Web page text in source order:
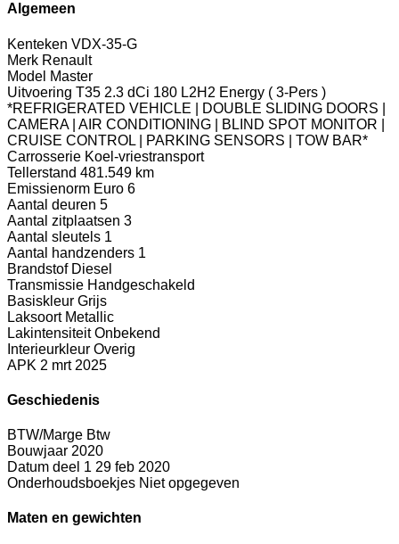
Algemeen
Kenteken VDX-35-G
Merk Renault
Model Master
Uitvoering T35 2.3 dCi 180 L2H2 Energy ( 3-Pers )
*REFRIGERATED VEHICLE | DOUBLE SLIDING DOORS |
CAMERA | AIR CONDITIONING | BLIND SPOT MONITOR |
CRUISE CONTROL | PARKING SENSORS | TOW BAR*
Carrosserie Koel-vriestransport
Tellerstand 481.549 km
Emissienorm Euro 6
Aantal deuren 5
Aantal zitplaatsen 3
Aantal sleutels 1
Aantal handzenders 1
Brandstof Diesel
Transmissie Handgeschakeld
Basiskleur Grijs
Laksoort Metallic
Lakintensiteit Onbekend
Interieurkleur Overig
APK 2 mrt 2025
Geschiedenis
BTW/Marge Btw
Bouwjaar 2020
Datum deel 1 29 feb 2020
Onderhoudsboekjes Niet opgegeven
Maten en gewichten